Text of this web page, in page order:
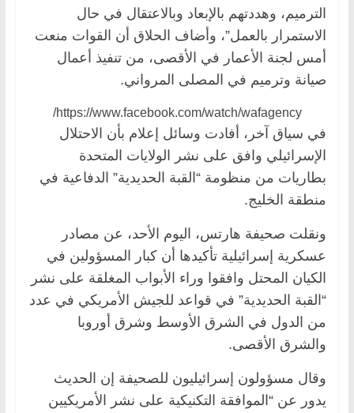
الترميم، وهددتهم بالإبعاد وبالاعتقال في حال
الاستمرار بالعمل”، وأضاف الحلاق أن القوات منعت
أمس لجنة الأعمار في الأقصى، من تنفيذ أعمال
صيانة وترميم في المصلى المرواني.
https://www.facebook.com/watch/wafagency/
في سياق آخر، أفادت وسائل إعلام بأن الاحتلال
الإسرائيلي وافق على نشر الولايات المتحدة
بطاريات من منظومة “القبة الحديدية” الدفاعية في
منطقة الخليج.
ونقلت صحيفة هارتس، اليوم الأحد، عن مصادر
عسكرية إسرائيلية تأكيدها أن كبار المسؤولين في
الكيان المحتل وافقوا وراء الأبواب المغلقة على نشر
“القبة الحديدية” في قواعد للجيش الأمريكي في عدد
من الدول في الشرق الأوسط وشرق أوروبا
والشرق الأقصى.
وقال مسؤولون إسرائيليون للصحيفة إن الحديث
يدور عن “الموافقة التكنيكية على نشر الأمريكيين